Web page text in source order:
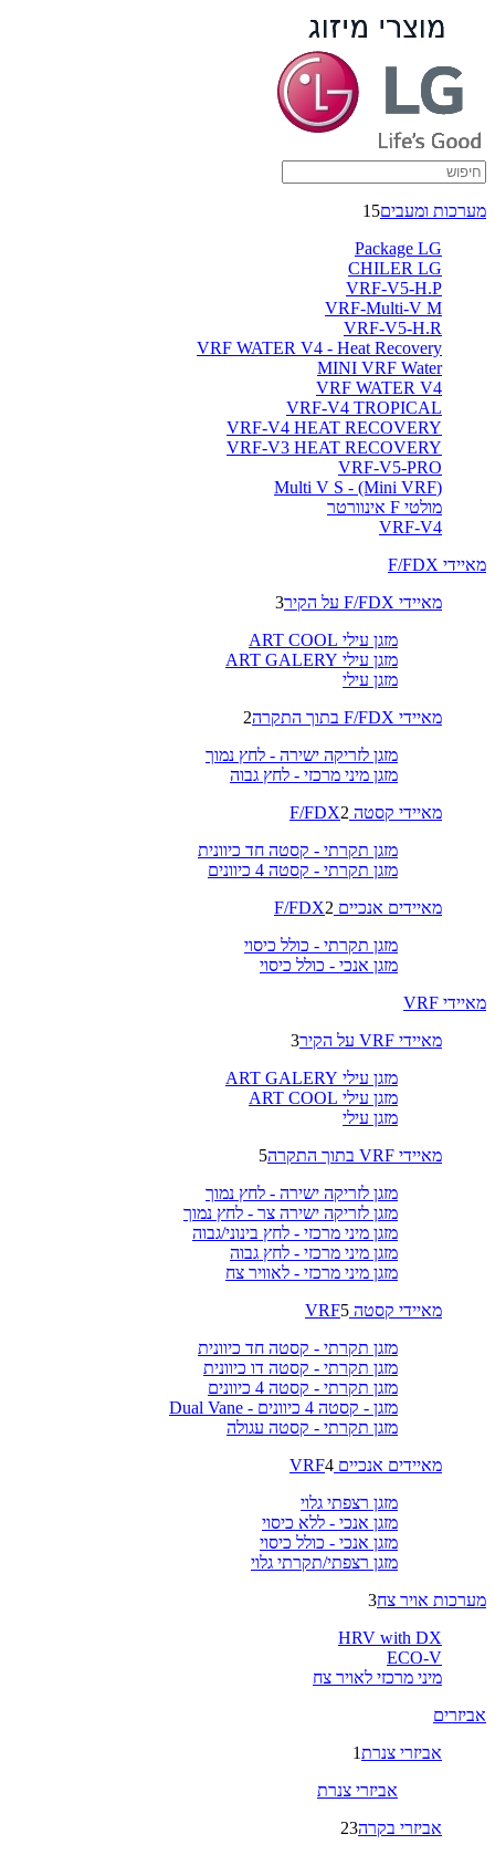
מערכות ומעבים15
Package LG
CHILER LG
VRF-V5-H.P
VRF-Multi-V M
VRF-V5-H.R
VRF WATER V4 - Heat Recovery
MINI VRF Water
VRF WATER V4
VRF-V4 TROPICAL
VRF-V4 HEAT RECOVERY
VRF-V3 HEAT RECOVERY
VRF-V5-PRO
(Multi V S - (Mini VRF
מולטי F אינוורטר
VRF-V4
מאיידי F/FDX
מאיידי F/FDX על הקיר
3
מזגן עילי ART COOL
מזגן עילי ART GALERY
מזגן עילי
מאיידי F/FDX בתוך התקרה
2
מזגן לזריקה ישירה - לחץ נמוך
מזגן מיני מרכזי - לחץ גבוה
מאיידי קסטה F/FDX 2
מזגן תקרתי - קסטה חד כיוונית
מזגן תקרתי - קסטה 4 כיוונים
מאיידים אנכיים F/FDX 2
מזגן תקרתי - כולל כיסוי
מזגן אנכי - כולל כיסוי
מאיידי VRF
מאיידי VRF על הקיר
3
מזגן עילי ART GALERY
מזגן עילי ART COOL
מזגן עילי
מאיידי VRF בתוך התקרה
5
מזגן לזריקה ישירה - לחץ נמוך
מזגן לזריקה ישירה צר - לחץ נמוך
מזגן מיני מרכזי - לחץ בינוני/גבוה
מזגן מיני מרכזי - לחץ גבוה
מזגן מיני מרכזי - לאוויר צח
מאיידי קסטה VRF 5
מזגן תקרתי - קסטה חד כיוונית
מזגן תקרתי - קסטה דו כיוונית
מזגן תקרתי - קסטה 4 כיוונים
מזגן - קסטה 4 כיוונים - Dual Vane
מזגן תקרתי - קסטה עגולה
מאיידים אנכיים VRF 4
מזגן רצפתי גלוי
מזגן אנכי - ללא כיסוי
מזגן אנכי - כולל כיסוי
מזגן רצפתי/תקרתי גלוי
מערכות אויר צח3
HRV with DX
ECO-V
מיני מרכזי לאויר צח
אביזרים
אביזרי צנרת1
אביזרי צנרת
אביזרי בקרה23